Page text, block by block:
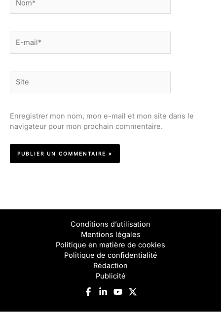
mail*
Enregistrer mon nom, mon e-mail et mon site dans le
navigateur pour mon prochain commentaire.
Conditions d’utilisation
Mentions légales
Politique en matière de cookies
Politique de confidentialité
Rédaction
Publicité